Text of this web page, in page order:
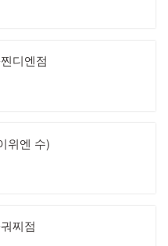
디엔점
위엔 수)
찌점